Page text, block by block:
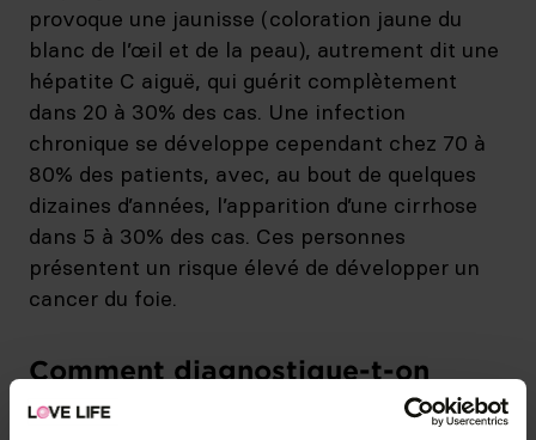
provoque une jaunisse (coloration jaune du
blanc de l’œil et de la peau), autrement dit une
hépatite C aiguë, qui guérit complètement
dans 20 à 30% des cas. Une infection
chronique se développe cependant chez 70 à
80% des patients, avec, au bout de quelques
dizaines d’années, l’apparition d’une cirrhose
dans 5 à 30% des cas. Ces personnes
présentent un risque élevé de développer un
cancer du foie.
Comment diagnostique-t-on
l’hépatite C?